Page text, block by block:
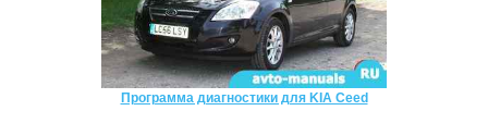
Программа диагностики для KIA Ceed